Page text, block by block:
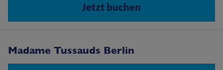
Jetzt buchen
Madame Tussauds Berlin